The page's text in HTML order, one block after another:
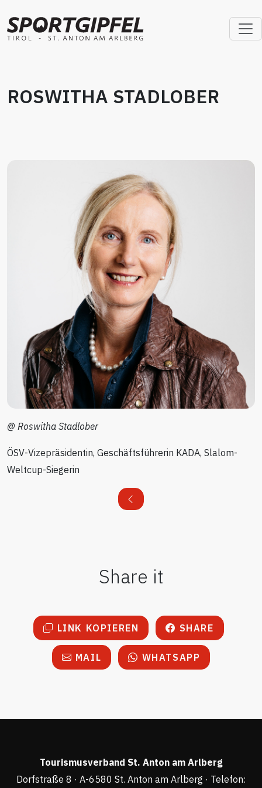
ROSWITHA STADLOBER
@ Roswitha Stadlober
ÖSV-Vizepräsidentin, Geschäftsführerin KADA, Slalom-
Weltcup-Siegerin
Share it
LINK KOPIEREN SHARE
MAIL WHATSAPP
Tourismusverband St. Anton am Arlberg
Dorfstraße 8 · A-6580 St. Anton am Arlberg · Telefon: